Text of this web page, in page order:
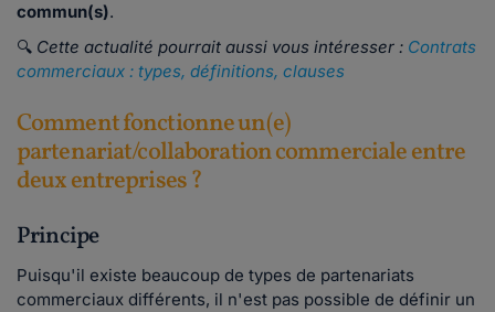
commun(s).
🔍 Cette actualité pourrait aussi vous intéresser : Contrats
commerciaux : types, définitions, clauses
Comment fonctionne un(e)
partenariat/collaboration commerciale entre
deux entreprises ?
Principe
Puisqu'il existe beaucoup de types de partenariats
commerciaux différents, il n'est pas possible de définir un